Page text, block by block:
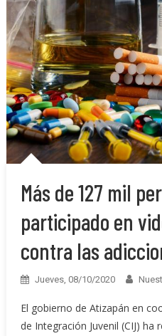
Más de 127 mil
participado en
contra las
Jueves, 08/10/2020
El gobierno de Atizapán en
de Integración Juvenil (CIJ) ha